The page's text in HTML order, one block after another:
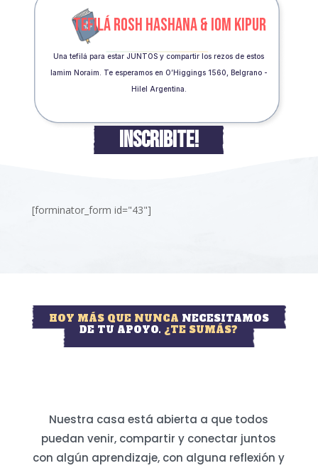
TEFILÁ ROSH HASHANA & IOM KIPUR
Una tefilá para estar JUNTOS y compartir los rezos de estos
Iamim Noraim. Te esperamos en O’Higgings 1560, Belgrano -
Hilel Argentina.
INSCRIBITE!
[forminator_form id="43"]
HOY MÁS QUE NUNCA NECESITAMOS
DE TU APOYO. ¿TE SUMÁS?
Nuestra casa está abierta a que todos
puedan venir, compartir y conectar juntos
con algún aprendizaje, con alguna reflexión y